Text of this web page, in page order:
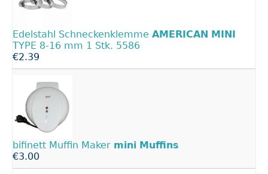
Edelstahl Schneckenklemme AMERICAN MINI
TYPE 8-16 mm 1 Stk. 5586
€2.39
bifinett Muffin Maker mini Muffins
€3.00